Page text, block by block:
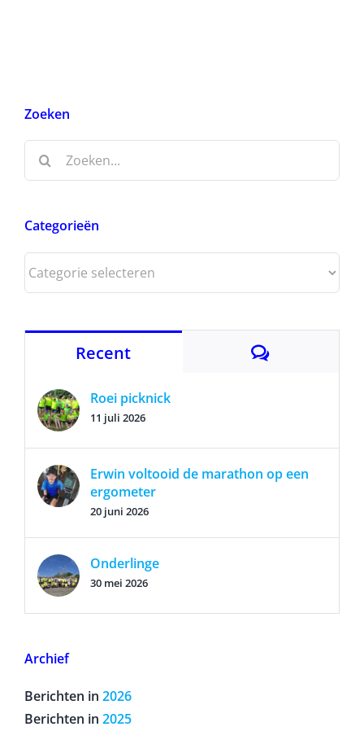
Zoeken
Zoeken
Categorieën
Categorieën
Recent Reacties
Roei picknick
11 juli 2026
Erwin voltooid de marathon op een
ergometer
20 juni 2026
Onderlinge
30 mei 2026
Archief
Berichten in 2026
Berichten in 2025